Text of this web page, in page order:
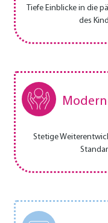
Tiefe Einblicke in die
des
Stetige